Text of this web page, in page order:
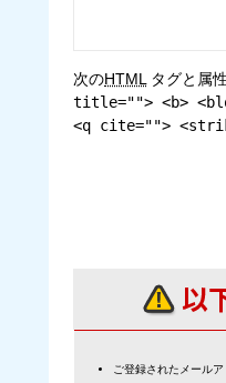
次のHTML タグと属
title=""> <b>
<q cite="">
ご登録されたメール